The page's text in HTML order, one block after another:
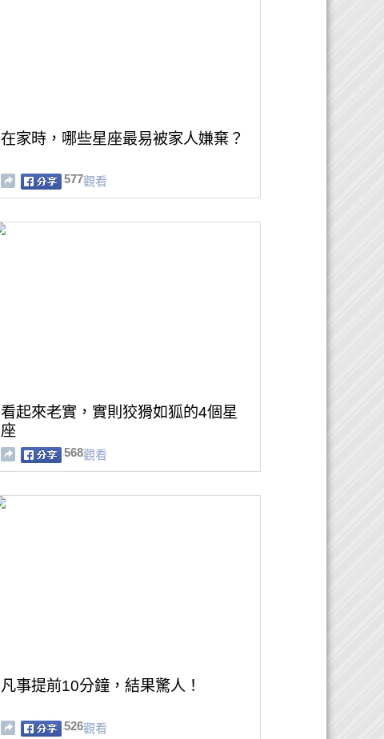
在家時，哪些星座最易被家人嫌棄？
577觀看
看起來老實，實則狡猾如狐的4個星
座
568觀看
凡事提前10分鐘，結果驚人！
526觀看